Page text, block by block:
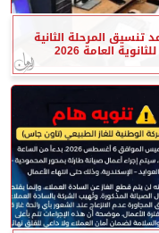
تنسيق المرحلة الثانية
للثانوية العامة 2026